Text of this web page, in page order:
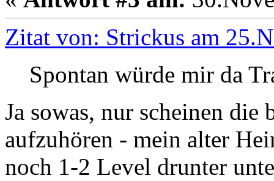
Zitat von: Strickus am
Spontan würde mir da
Ja sowas, nur scheinen
aufzuhören - mein alter
noch 1-2 Level drunter